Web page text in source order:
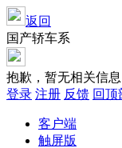
返回
国产轿车系
抱歉，暂无相关信息
登录 注册 反馈 回顶
客户端
触屏版